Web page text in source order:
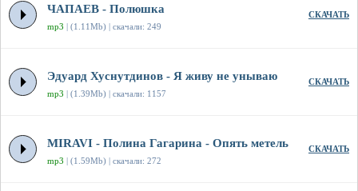
ЧАПАЕВ - Полюшка
mp3 | (1.11Mb) | скачали: 249
СКАЧАТЬ
Эдуард Хуснутдинов - Я живу не унываю
mp3 | (1.39Mb) | скачали: 1157
СКАЧАТЬ
MIRAVI - Полина Гагарина - Опять метель
mp3 | (1.59Mb) | скачали: 272
СКАЧАТЬ